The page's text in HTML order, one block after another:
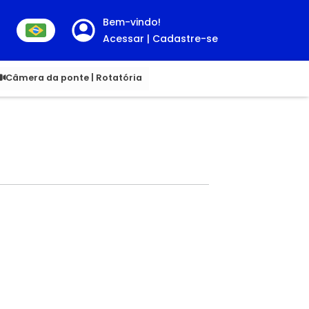
Bem-vindo!
Acessar | Cadastre-se
Câmera da ponte | Rotatória